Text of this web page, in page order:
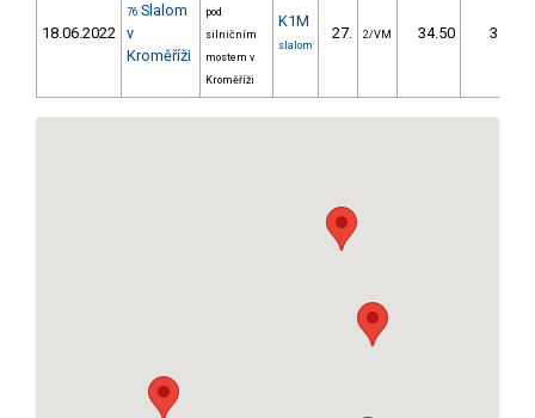
18.06.2022
76 Slalom
v
Kroměříži
pod
silničním
mostem v
Kroměříži
K1M
slalom
27. 2/VM 34.50 37,3